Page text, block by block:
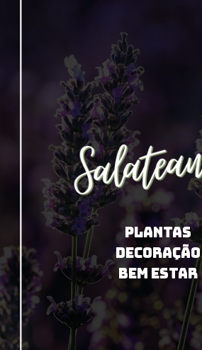
PLANTAS
DECORAÇÃO
BEM ESTAR